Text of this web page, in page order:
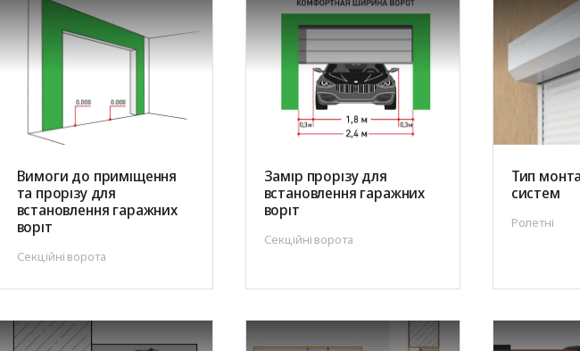
Вимоги до приміщення
та прорізу для
встановлення гаражних
воріт
Секційні ворота
Замір прорізу для
встановлення гаражних
воріт
Секційні ворота
Тип
систем
Ролетні